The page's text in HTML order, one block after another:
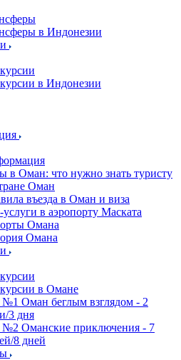
в Индонезии
в Индонезии
в Оман: что нужно знать туристу
Оман
въезда в Оман и виза
в аэропорту Маската
Омана
Омана
в Омане
№1 Оман беглым взглядом - 2
3 дня
№2 Оманские приключения - 7
8 дней